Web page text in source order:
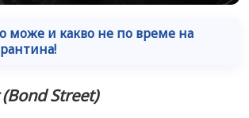
може и какво не по време на
Bond Street)